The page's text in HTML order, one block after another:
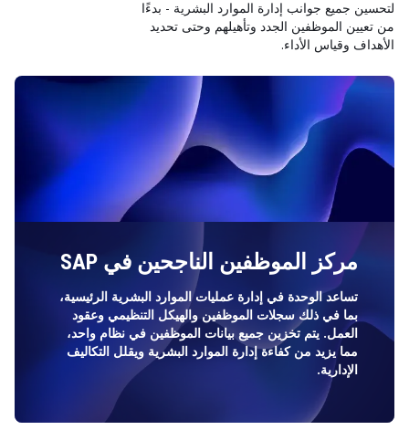
لتحسين جميع جوانب إدارة الموارد البشرية - بدءًا
من تعيين الموظفين الجدد وتأهيلهم وحتى تحديد
الأهداف وقياس الأداء.
مركز الموظفين الناجحين في SAP
تساعد الوحدة في إدارة عمليات الموارد البشرية الرئيسية،
بما في ذلك سجلات الموظفين والهيكل التنظيمي وعقود
العمل. يتم تخزين جميع بيانات الموظفين في نظام واحد،
مما يزيد من كفاءة إدارة الموارد البشرية ويقلل التكاليف
الإدارية.